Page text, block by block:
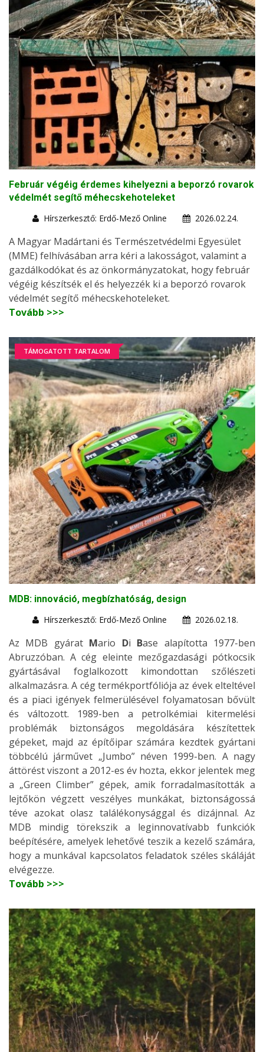
Február végéig érdemes kihelyezni a beporzó rovarok
védelmét segítő méhecskehoteleket
Hírszerkesztő: Erdő-Mező Online
2026.02.24.
A Magyar Madártani és Természetvédelmi Egyesület
(MME) felhívásában arra kéri a lakosságot, valamint a
gazdálkodókat és az önkormányzatokat, hogy február
végéig készítsék el és helyezzék ki a beporzó rovarok
védelmét segítő méhecskehoteleket.
Tovább >>>
TÁMOGATOTT TARTALOM
MDB: innováció, megbízhatóság, design
Hírszerkesztő: Erdő-Mező Online
2026.02.18.
Az MDB gyárat Mario Di Base alapította 1977-ben
Abruzzóban. A cég eleinte mezőgazdasági pótkocsik
gyártásával foglalkozott kimondottan szőlészeti
alkalmazásra. A cég termékportfóliója az évek elteltével
és a piaci igények felmerülésével folyamatosan bővült
és változott. 1989-ben a petrolkémiai kitermelési
problémák biztonságos megoldására készítettek
gépeket, majd az építőipar számára kezdtek gyártani
többcélú járművet „Jumbo” néven 1999-ben. A nagy
áttörést viszont a 2012-es év hozta, ekkor jelentek meg
a „Green Climber” gépek, amik forradalmasították a
lejtőkön végzett veszélyes munkákat, biztonságossá
téve azokat olasz találékonysággal és dizájnnal. Az
MDB mindig törekszik a leginnovatívabb funkciók
beépítésére, amelyek lehetővé teszik a kezelő számára,
hogy a munkával kapcsolatos feladatok széles skáláját
elvégezze.
Tovább >>>